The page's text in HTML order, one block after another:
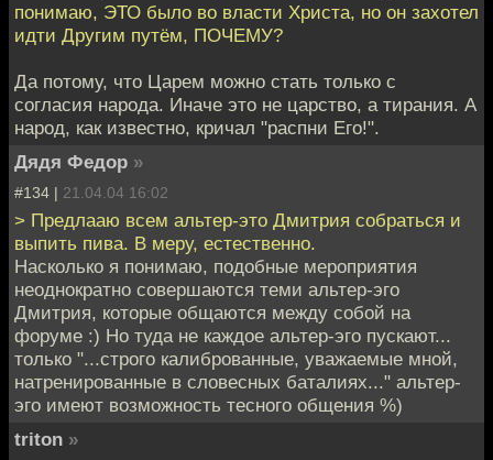
понимаю, ЭТО было во власти Христа, но он захотел
идти Другим путём, ПОЧЕМУ?
Да потому, что Царем можно стать только с
согласия народа. Иначе это не царство, а тирания. А
народ, как известно, кричал "распни Его!".
Дядя Федор »
#134 | 21.04.04 16:02
> Предлааю всем альтер-это Дмитрия собраться и
выпить пива. В меру, естественно.
Насколько я понимаю, подобные мероприятия
неоднократно совершаются теми альтер-эго
Дмитрия, которые общаются между собой на
форуме :) Но туда не каждое альтер-эго пускают...
только "...строго калиброванные, уважаемые мной,
натренированные в словесных баталиях..." альтер-
эго имеют возможность тесного общения %)
triton »